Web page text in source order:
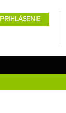
PRIHLÁSENIE